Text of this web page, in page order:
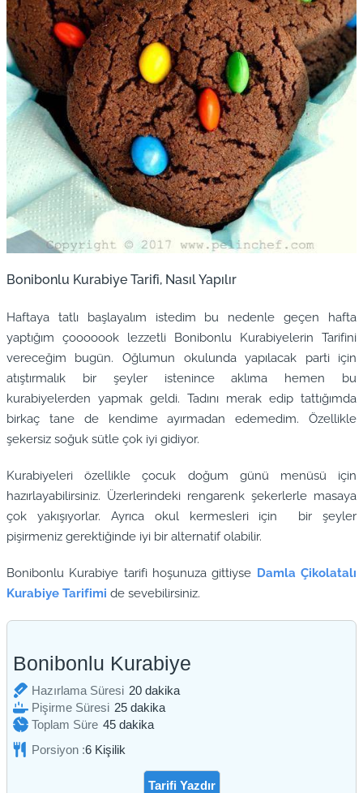
Bonibonlu Kurabiye Tarifi, Nasıl Yapılır
Haftaya tatlı başlayalım istedim bu nedenle geçen hafta
yaptığım çooooook lezzetli Bonibonlu Kurabiyelerin Tarifini
vereceğim bugün. Oğlumun okulunda yapılacak parti için
atıştırmalık bir şeyler istenince aklıma hemen bu
kurabiyelerden yapmak geldi. Tadını merak edip tattığımda
birkaç tane de kendime ayırmadan edemedim. Özellikle
şekersiz soğuk sütle çok iyi gidiyor.
Kurabiyeleri özellikle çocuk doğum günü menüsü için
hazırlayabilirsiniz. Üzerlerindeki rengarenk şekerlerle masaya
çok yakışıyorlar. Ayrıca okul kermesleri için bir şeyler
pişirmeniz gerektiğinde iyi bir alternatif olabilir.
Bonibonlu Kurabiye tarifi hoşunuza gittiyse Damla Çikolatalı
Kurabiye Tarifimi de sevebilirsiniz.
Bonibonlu Kurabiye
Hazırlama Süresi 20dakika
dakika
Pişirme Süresi 25dakika
dakika
Toplam Süre 45dakika
dakika
Porsiyon :6 Kişilik
Tarifi Yazdır